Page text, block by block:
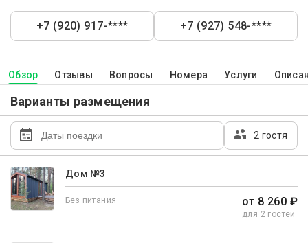
+7 (920) 917-**** +7 (927) 548-****
Обзор Отзывы Вопросы Номера Услуги
Варианты размещения
2 гостя
Дом №3
Без питания от 8 260 ₽
для 2 гостей